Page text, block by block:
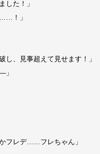
した！」
！」
、見事超えて見せます！」
」
フレデ……フレちゃん」